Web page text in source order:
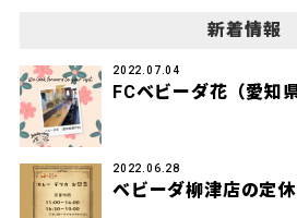
新着情報
2022.07.04
FCベビーダ花（愛知
2022.06.28
ベビーダ柳津店の定